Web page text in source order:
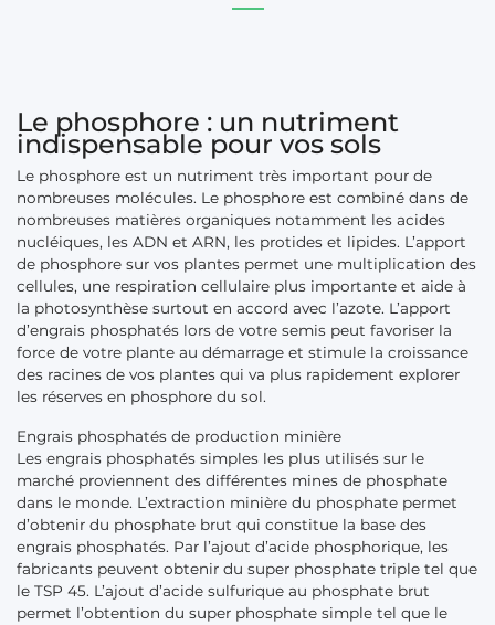
Le phosphore : un nutriment
indispensable pour vos sols
Le phosphore est un nutriment très important pour de
nombreuses molécules. Le phosphore est combiné dans de
nombreuses matières organiques notamment les acides
nucléiques, les ADN et ARN, les protides et lipides. L’apport
de phosphore sur vos plantes permet une multiplication des
cellules, une respiration cellulaire plus importante et aide à
la photosynthèse surtout en accord avec l’azote. L’apport
d’engrais phosphatés lors de votre semis peut favoriser la
force de votre plante au démarrage et stimule la croissance
des racines de vos plantes qui va plus rapidement explorer
les réserves en phosphore du sol.
Engrais phosphatés de production minière
Les engrais phosphatés simples les plus utilisés sur le
marché proviennent des différentes mines de phosphate
dans le monde. L’extraction minière du phosphate permet
d’obtenir du phosphate brut qui constitue la base des
engrais phosphatés. Par l’ajout d’acide phosphorique, les
fabricants peuvent obtenir du super phosphate triple tel que
le TSP 45. L’ajout d’acide sulfurique au phosphate brut
permet l’obtention du super phosphate simple tel que le